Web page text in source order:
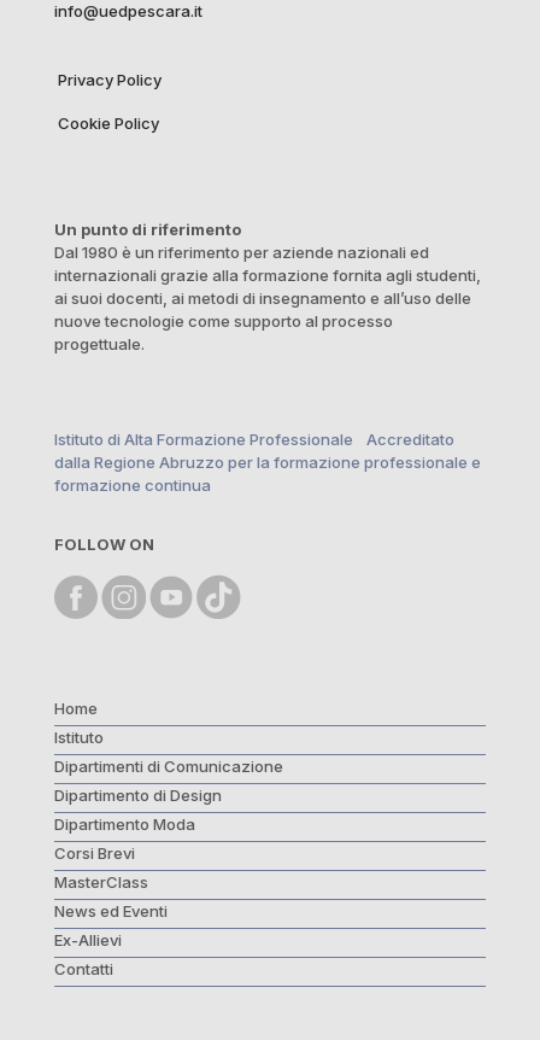
info@uedpescara.it
Privacy Policy
Cookie Policy
Un punto di riferimento
Dal 1980 è un riferimento per aziende nazionali ed
internazionali grazie alla formazione fornita agli studenti,
ai suoi docenti, ai metodi di insegnamento e all’uso delle
nuove tecnologie come supporto al processo
progettuale.
Istituto di Alta Formazione Professionale Accreditato
dalla Regione Abruzzo per la formazione professionale e
formazione continua
FOLLOW ON
Home
Istituto
Dipartimenti di Comunicazione
Dipartimento di Design
Dipartimento Moda
Corsi Brevi
MasterClass
News ed Eventi
Ex-Allievi
Contatti